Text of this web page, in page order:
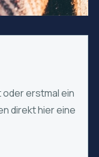
oder erstmal ein
direkt hier eine